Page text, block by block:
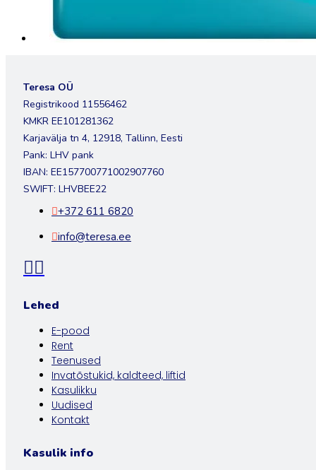
Teresa OÜ
Registrikood 11556462
KMKR EE101281362
Karjavälja tn 4, 12918, Tallinn, Eesti
Pank: LHV pank
IBAN: EE157700771002907760
SWIFT: LHVBEE22
+372 611 6820
info@teresa.ee
Lehed
E-pood
Rent
Teenused
Invatõstukid, kaldteed, liftid
Kasulikku
Uudised
Kontakt
Kasulik info